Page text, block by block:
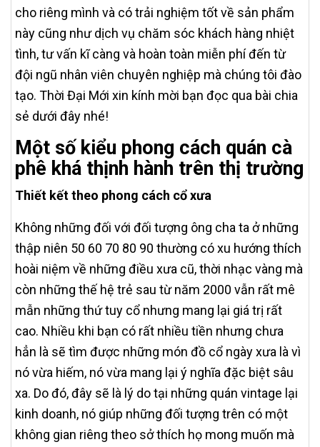
cho riêng mình và có trải nghiệm tốt về sản phẩm
này cũng như dịch vụ chăm sóc khách hàng nhiệt
tình, tư vấn kĩ càng và hoàn toàn miễn phí đến từ
đội ngũ nhân viên chuyên nghiệp mà chúng tôi đào
tạo. Thời Đại Mới xin kính mời bạn đọc qua bài chia
sẻ dưới đây nhé!
Một số kiểu phong cách quán cà
phê khá thịnh hành trên thị trường
Thiết kết theo phong cách cổ xưa
Không những đối với đối tượng ông cha ta ở những
thập niên 50 60 70 80 90 thường có xu hướng thích
hoài niệm về những điều xưa cũ, thời nhạc vàng mà
còn những thế hệ trẻ sau từ năm 2000 vẫn rất mê
mẫn những thứ tuy cổ nhưng mang lại giá trị rất
cao. Nhiều khi bạn có rất nhiều tiền nhưng chưa
hẳn là sẽ tìm được những món đồ cổ ngày xưa là vì
nó vừa hiếm, nó vừa mang lại ý nghĩa đặc biệt sâu
xa. Do đó, đây sẽ là lý do tại những quán vintage lại
kinh doanh, nó giúp những đối tượng trên có một
không gian riêng theo sở thích họ mong muốn mà